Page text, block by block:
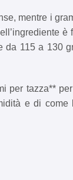
mentre i
è
115 a 130
per tazza**
e di come